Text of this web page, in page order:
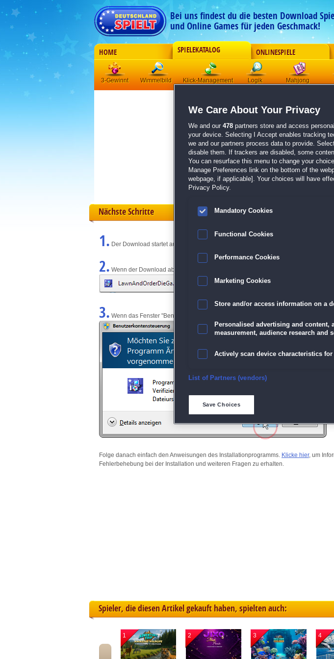
Bei uns findest du die besten Download
und Online Games für jeden Geschmack!
HOME SPIELEKATALOG ONLINESPIELE
3-Gewinnt Wimmelbild Klick-Management Logik Mahjong
Der Download wird
World Wonders: Hidden Histories
Größe 446.5 MB
Einen Moment bitte, dein Spiel wird
Falls der Download nicht
Zurück zur Gamepage
Nächste Schritte
1. Der Download startet automatisch und wird am unteren Rand des Browserfensters
2. Wenn der Download abgeschlossen ist, klicke einfach auf die Datei.
3. Wenn das Fenster "Benutzerkontensteuerung" angezeigt wird, klicke auf "Ja" (Bei
Folge danach einfach den Anweisungen des Installationprogramms. Klicke hier, um
Fehlerbehebung bei der Installation und weiteren Fragen zu erhalten.
Spieler, die diesen Artikel gekauft haben, spielten auch:
1 2 3 4
We Care About Your Privacy
We and our 478 partners store and access
your device. Selecting I Accept enables tracking
we and our partners process data to provide.
disable them. If trackers are disabled, some
You can resurface this menu to change your
Manage Preferences link on the bottom of the
webpage, if applicable]. Your choices will have
Privacy Policy.
Mandatory Cookies
Functional Cookies
Performance Cookies
Marketing Cookies
Store and/or access information on a
Personalised advertising and content,
measurement, audience research and
Actively scan device characteristics
Ensure security, prevent and detect
Match and combine data from other
List of Partners (vendors)
Save Choices